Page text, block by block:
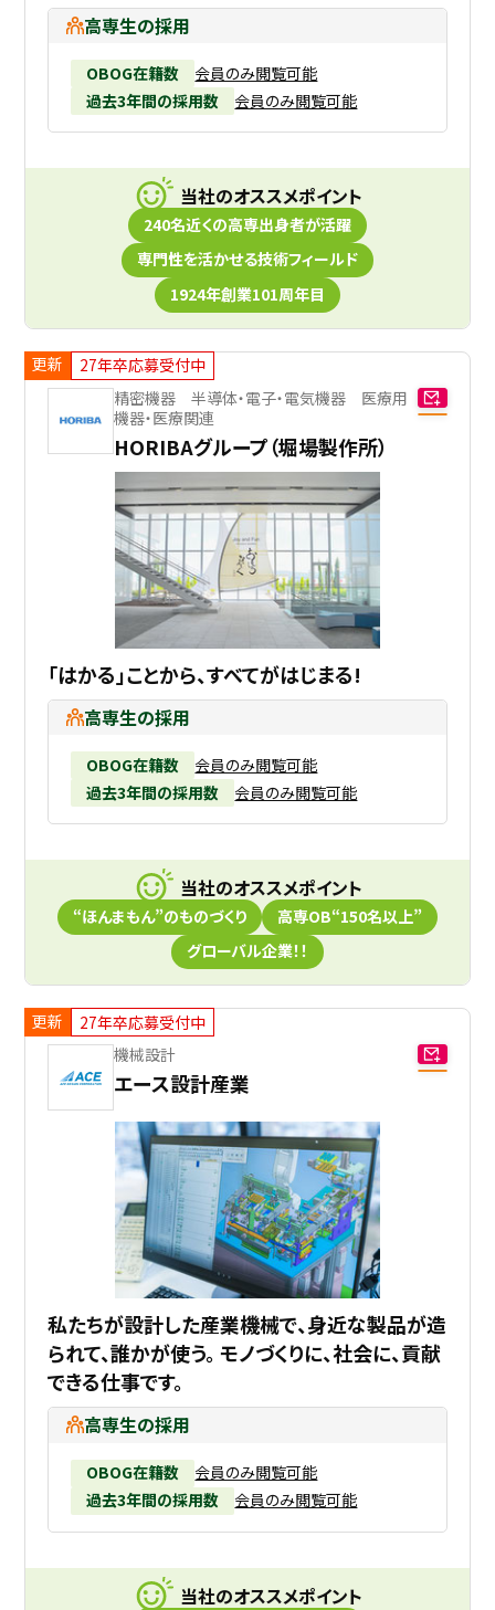
高専生の採用
OBOG在籍数
会員のみ閲覧可能
過去3年間の採用数
会員のみ閲覧可能
当社のオススメポイント
240名近くの高専出身者が活躍
専門性を活かせる技術フィールド
1924年創業101周年目
更新
27年卒応募受付中
精密機器 半導体・電子・電気機器 医療用
機器・医療関連
HORIBAグループ（堀場製作所）
「はかる」ことから、すべてがはじまる!
高専生の採用
OBOG在籍数
会員のみ閲覧可能
過去3年間の採用数
会員のみ閲覧可能
当社のオススメポイント
“ほんまもん”のものづくり
高専OB“150名以上”
グローバル企業！！
更新
27年卒応募受付中
機械設計
エース設計産業
私たちが設計した産業機械で、身近な製品が造
られて、誰かが使う。 モノづくりに、社会に、貢献
できる仕事です。
高専生の採用
OBOG在籍数
会員のみ閲覧可能
過去3年間の採用数
会員のみ閲覧可能
当社のオススメポイント